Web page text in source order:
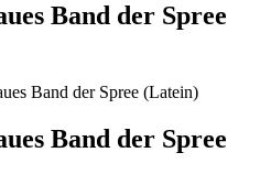
Band der Spree
Band der Spree (Latein)
Band der Spree